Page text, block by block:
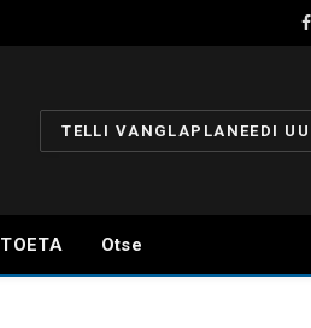
TELLI VANGLAPLANEEDI
TOETA Otse